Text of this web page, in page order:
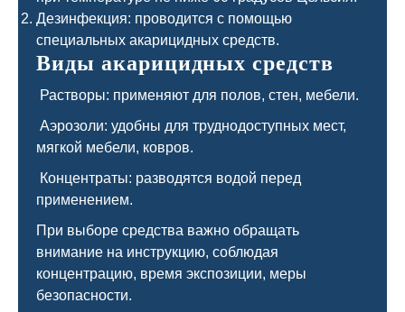
Дезинфекция: проводится с помощью
специальных акарицидных средств.
Виды акарицидных средств
Растворы: применяют для полов, стен, мебели.
Аэрозоли: удобны для труднодоступных мест,
мягкой мебели, ковров.
Концентраты: разводятся водой перед
применением.
При выборе средства важно обращать
внимание на инструкцию, соблюдая
концентрацию, время экспозиции, меры
безопасности.